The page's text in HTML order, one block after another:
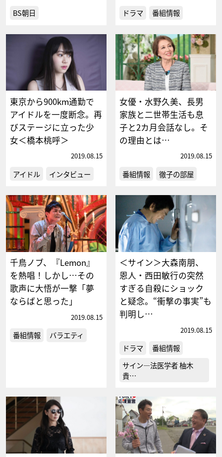
BS朝日 ドラマ 番組情報
東京から900km通勤で
アイドルを一度断念。再
びステージに立った少
女＜橋本桃呼＞
2019.08.15
アイドル インタビュー
女優・水野久美、長男
家族と二世帯生活も息
子と2カ月会話なし。そ
の理由とは…
2019.08.15
番組情報 徹子の部屋
千鳥ノブ、『Lemon』
を熱唱！しかし…その
歌声に大悟が一撃「夢
ならばと思った」
2019.08.15
番組情報 バラエティ
＜サイン＞大森南朋、
恩人・西田敏行の突然
すぎる自殺にショック
と疑念。“衝撃の事実”も
判明し…
2019.08.15
ドラマ
番組情報
サイン―法医学者 柚木
貴…